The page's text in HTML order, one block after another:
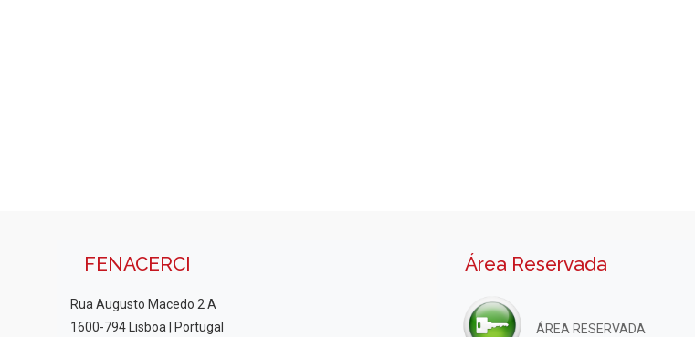
FENACERCI
Rua Augusto Macedo 2 A
1600-794 Lisboa | Portugal
Área Reservada
ÁREA RESERVADA